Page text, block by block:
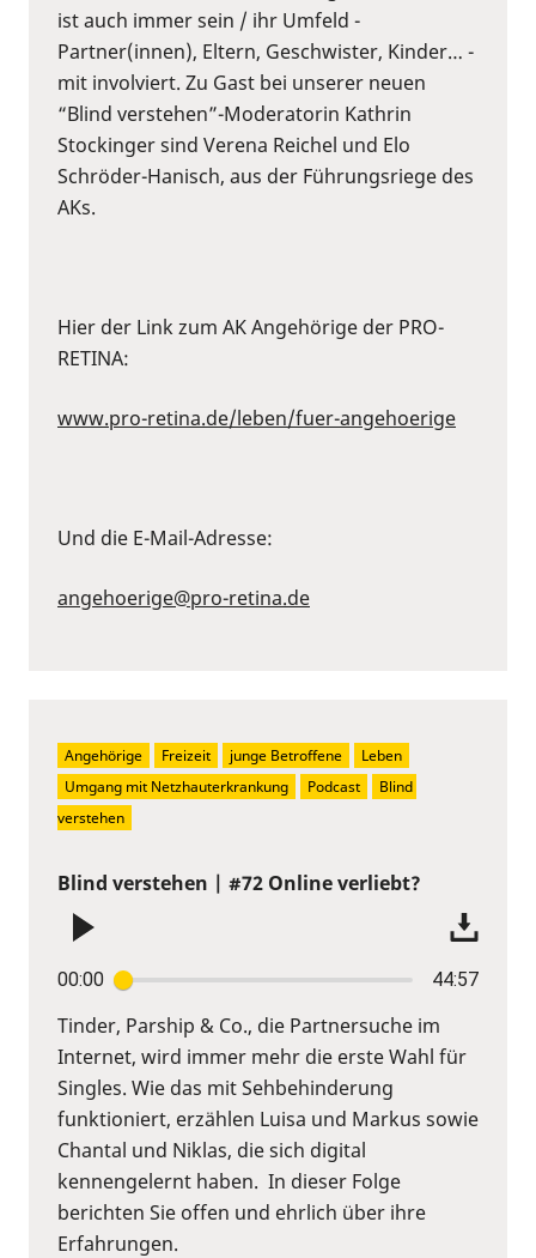
ist auch immer sein / ihr Umfeld -
Partner(innen), Eltern, Geschwister, Kinder… -
mit involviert. Zu Gast bei unserer neuen
“Blind verstehen”-Moderatorin Kathrin
Stockinger sind Verena Reichel und Elo
Schröder-Hanisch, aus der Führungsriege des
AKs.
Hier der Link zum AK Angehörige der PRO-
RETINA:
www.pro-retina.de/leben/fuer-angehoerige
Und die E-Mail-Adresse:
angehoerige@pro-retina.de
Blind verstehen | #72 Online verliebt?
00:00 44:57
Tinder, Parship & Co., die Partnersuche im
Internet, wird immer mehr die erste Wahl für
Singles. Wie das mit Sehbehinderung
funktioniert, erzählen Luisa und Markus sowie
Chantal und Niklas, die sich digital
kennengelernt haben. In dieser Folge
berichten Sie offen und ehrlich über ihre
Erfahrungen.
Angehörige Freizeit junge Betroffene
Leben
Umgang mit Netzhauterkrankung
Podcast
Blind
verstehen